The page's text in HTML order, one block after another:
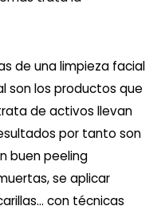
de una limpieza facial
son los productos que
de activos llevan
por tanto son
buen peeling
se aplicar
con técnicas